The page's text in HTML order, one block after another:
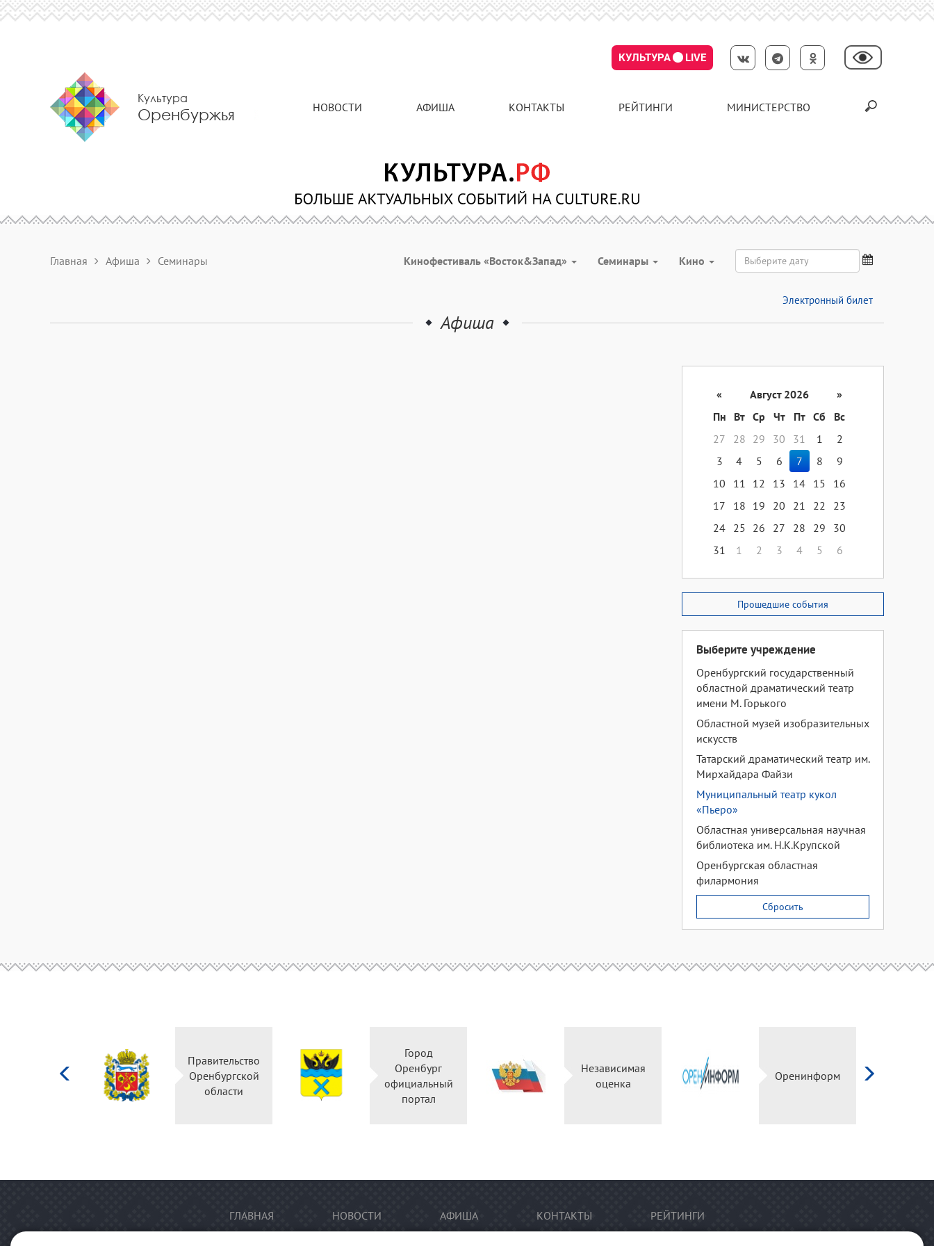
КУЛЬТУРА LIVE
Культура
Оренбуржья НОВОСТИ АФИША КОНТАКТЫ РЕЙТИНГИ МИНИСТЕРСТВО
Главная Афиша Семинары Кинофестиваль «Восток&Запад» Семинары Кино
Электронный билет
Афиша
« Август 2026
»
Пн
Вт Ср Чт Пт Сб
Вс
27
28 29 30 31 1
2
3
4 5 6 7 8
9
10
11 12 13 14 15
16
17
18 19 20 21 22
23
24 25 26 27 28 29
30
31
1 2 3 4 5 6
Прошедшие события
Выберите учреждение
Оренбургский государственный
областной драматический театр
имени М. Горького
Областной музей изобразительных
искусств
Татарский драматический театр им.
Мирхайдара Файзи
Муниципальный театр кукол
«Пьеро»
Областная универсальная научная
библиотека им. Н.К.Крупской
Оренбургская областная
филармония
Сбросить
Правительство
Оренбургской
области
Город
Оренбург
официальный
портал
Независимая
оценка
Оренинформ
ГЛАВНАЯ НОВОСТИ АФИША КОНТАКТЫ РЕЙТИНГИ